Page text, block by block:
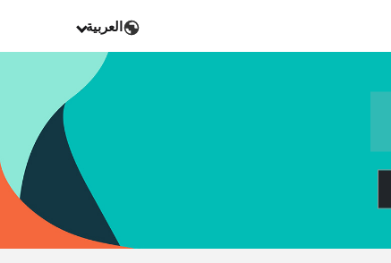
العربية